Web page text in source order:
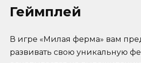
Геймплей
В игре «Милая ферма» вам
развивать свою уникальную